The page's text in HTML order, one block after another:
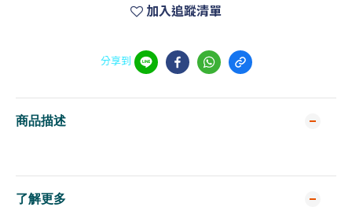
加入追蹤清單
分享到
商品描述
了解更多